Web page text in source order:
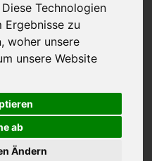
Technologien
Ergebnisse zu
woher unsere
unsere Website
ab
Ändern
Dresden